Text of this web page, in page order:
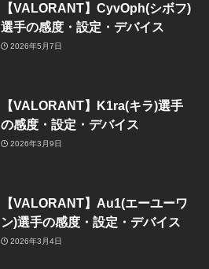
【VALORANT】CyvOph(シボフ)
選手の感度・設定・デバイス
2026年5月7日
【VALORANT】K1ra(キラ)選手
の感度・設定・デバイス
2026年3月9日
【VALORANT】Au1(エーユーワ
ン)選手の感度・設定・デバイス
2026年3月4日